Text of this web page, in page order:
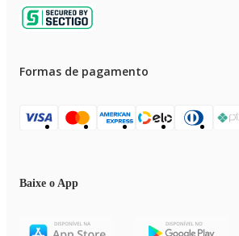
Formas de pagamento
Baixe o App